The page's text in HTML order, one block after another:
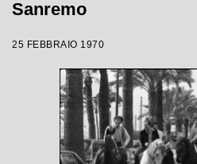
Sanremo
25 FEBBRAIO 1970